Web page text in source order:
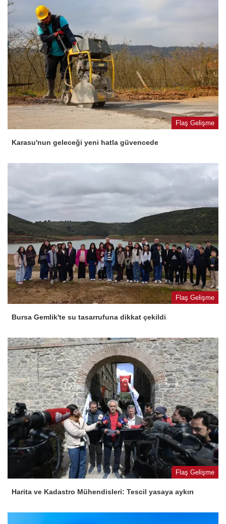
Flaş Gelişme
Karasu'nun geleceği yeni hatla güvencede
Flaş Gelişme
Bursa Gemlik'te su tasarrufuna dikkat çekildi
Flaş Gelişme
Harita ve Kadastro Mühendisleri: Tescil yasaya aykırı